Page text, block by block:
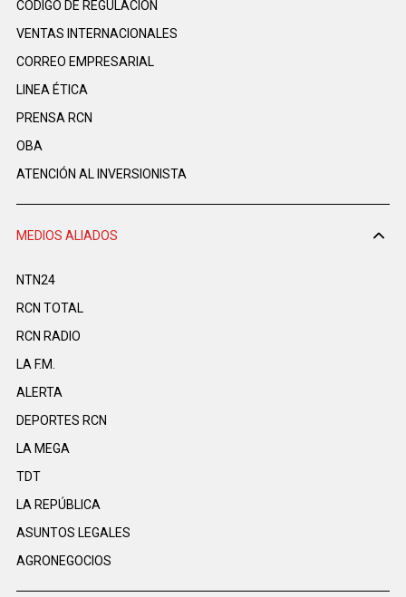
CÓDIGO DE REGULACIÓN
VENTAS INTERNACIONALES
CORREO EMPRESARIAL
LINEA ÉTICA
PRENSA RCN
OBA
ATENCIÓN AL INVERSIONISTA
MEDIOS ALIADOS
NTN24
RCN TOTAL
RCN RADIO
LA F.M.
ALERTA
DEPORTES RCN
LA MEGA
TDT
LA REPÚBLICA
ASUNTOS LEGALES
AGRONEGOCIOS